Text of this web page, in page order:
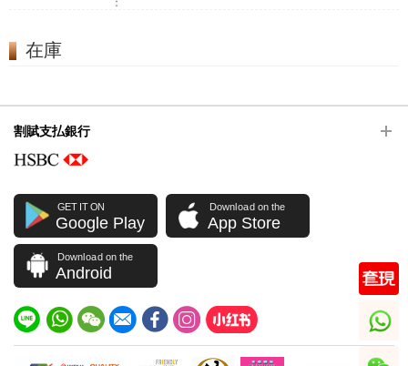
：
在庫
割賦支払銀行
GET IT ON
Google Play
Download on the
App Store
Download on the
Android
whatsapp